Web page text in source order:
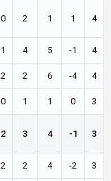
0 2 1 1 4
1 4 5 -1 4
2 2 6 -4 4
0 1 1 0 3
2 3 4 -1 3
2 2 4 -2 3